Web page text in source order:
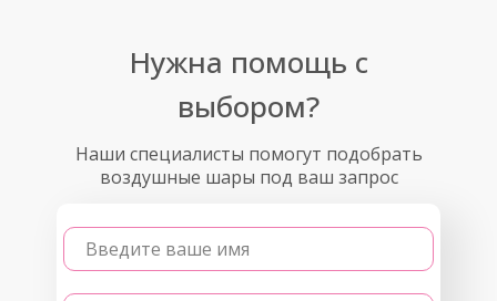
Наши специалисты помогут подобрать
воздушные шары под ваш запрос
Введите ваше имя
Нужна помощь с
выбором?